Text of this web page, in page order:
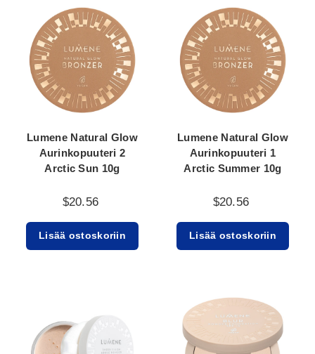
Lumene Natural Glow
Aurinkopuuteri 2
Arctic Sun 10g
$20.56
Lisää ostoskoriin
Lumene Natural Glow
Aurinkopuuteri 1
Arctic Summer 10g
$20.56
Lisää ostoskoriin